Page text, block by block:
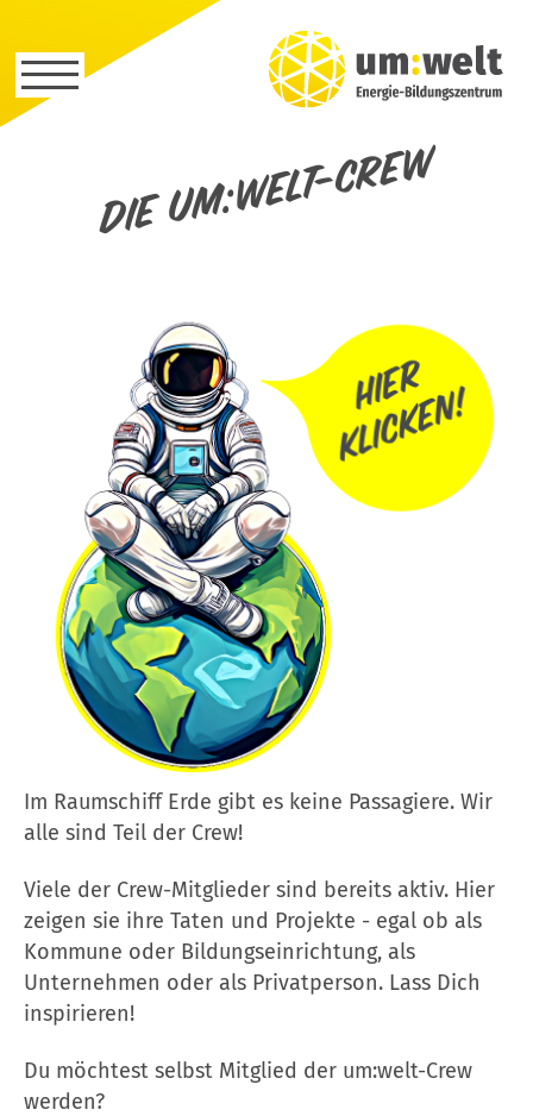
Die um:welt-Crew
Im Raumschiff Erde gibt es keine Passagiere. Wir
alle sind Teil der Crew!
Viele der Crew-Mitglieder sind bereits aktiv. Hier
zeigen sie ihre Taten und Projekte - egal ob als
Kommune oder Bildungseinrichtung, als
Unternehmen oder als Privatperson. Lass Dich
inspirieren!
Du möchtest selbst Mitglied der um:welt-Crew
werden?